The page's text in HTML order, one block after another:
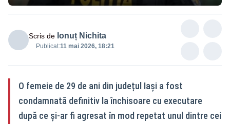
Scris de Ionuț Nichita
Publicat:11 mai 2026, 18:21
O femeie de 29 de ani din județul Iași a fost
condamnată definitiv la închisoare cu executare
după ce și-ar fi agresat în mod repetat unul dintre cei